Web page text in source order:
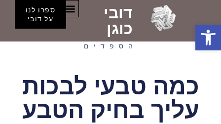
דובי
כוגן
ספרו לנו
על דובי
הספדים
כמה טבעי לבכות
עליך בחיק הטבע
פתח סרגל נגישות